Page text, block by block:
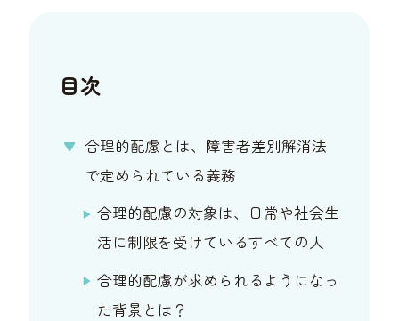
目次
合理的配慮とは、障害者差別解消法
で定められている義務
合理的配慮の対象は、日常や社会生
活に制限を受けているすべての人
合理的配慮が求められるようになっ
た背景とは？